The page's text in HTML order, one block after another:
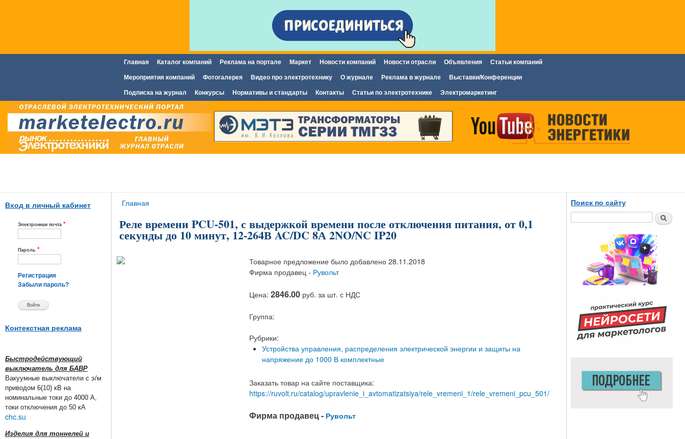
содержанию
Главное меню
Главная Каталог компаний Реклама на портале Маркет Новости компаний Новости отрасли Объявления Статьи компаний
Мероприятия компаний Фотогалерея Видео про электротехнику О журнале Реклама в журнале Выставки/Конференции
Подписка на журнал Конкурсы Нормативы и стандарты Контакты Статьи по электротехнике Электромаркетинг
Вход в личный кабинет
Электронная почта *
Пароль *
Регистрация
Забыли пароль?
Контекстная реклама
Быстродействующий
выключатель для БАВР
Вакуумные выключатели с э/м
приводом 6(10) кВ на
номинальные токи до 4000 А,
токи отключения до 50 кА
chc.su
Изделия для тоннелей и
Вы здесь
Главная
Реле времени PCU-501, с выдержкой времени после отключения питания, от 0,1
секунды до 10 минут, 12-264В AC/DC 8А 2NO/NC IP20
Товарное предложение было добавлено 28.11.2018
Фирма продавец - Рувольт
Цена: 2846.00 руб. за шт. с НДС
Группа:
Рубрики:
Устройства управления, распределения электрической энергии и защиты на
напряжение до 1000 В комплектные
Заказать товар на сайте поставщика:
https://ruvolt.ru/catalog/upravlenie_i_avtomatizatsiya/rele_vremeni_1/rele_vremeni_pcu_501/
Фирма продавец - Рувольт
Поиск по сайту
Поиск